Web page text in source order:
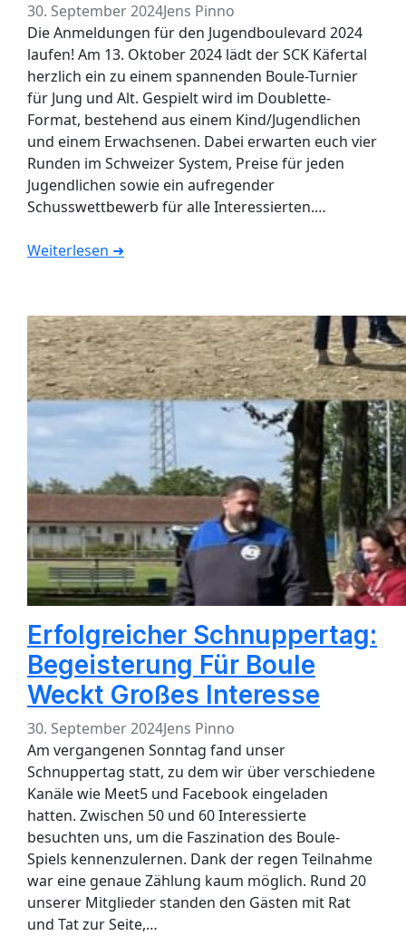
30. September 2024Jens Pinno
Die Anmeldungen für den Jugendboulevard 2024
laufen! Am 13. Oktober 2024 lädt der SCK Käfertal
herzlich ein zu einem spannenden Boule-Turnier
für Jung und Alt. Gespielt wird im Doublette-
Format, bestehend aus einem Kind/Jugendlichen
und einem Erwachsenen. Dabei erwarten euch vier
Runden im Schweizer System, Preise für jeden
Jugendlichen sowie ein aufregender
Schusswettbewerb für alle Interessierten.…
Weiterlesen ➜
Erfolgreicher Schnuppertag:
Begeisterung Für Boule
Weckt Großes Interesse
30. September 2024Jens Pinno
Am vergangenen Sonntag fand unser
Schnuppertag statt, zu dem wir über verschiedene
Kanäle wie Meet5 und Facebook eingeladen
hatten. Zwischen 50 und 60 Interessierte
besuchten uns, um die Faszination des Boule-
Spiels kennenzulernen. Dank der regen Teilnahme
war eine genaue Zählung kaum möglich. Rund 20
unserer Mitglieder standen den Gästen mit Rat
und Tat zur Seite,…